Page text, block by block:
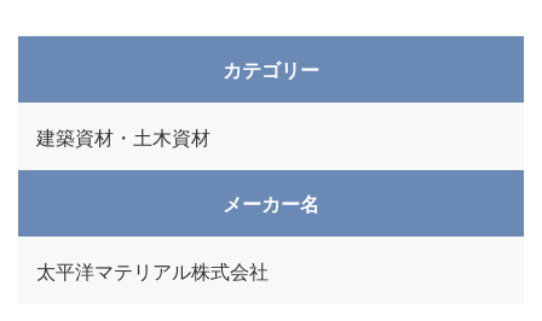
カテゴリー
建築資材・土木資材
メーカー名
太平洋マテリアル株式会社